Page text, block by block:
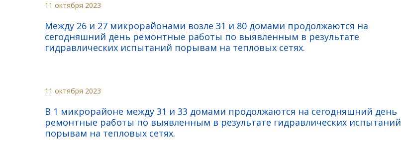
11 октября 2023
Между 26 и 27 микрорайонами возле 31 и 80 домами продолжаются на
сегодняшний день ремонтные работы по выявленным в результате
гидравлических испытаний порывам на тепловых сетях.
11 октября 2023
В 1 микрорайоне между 31 и 33 домами продолжаются на сегодняшний день
ремонтные работы по выявленным в результате гидравлических испытаний
порывам на тепловых сетях.